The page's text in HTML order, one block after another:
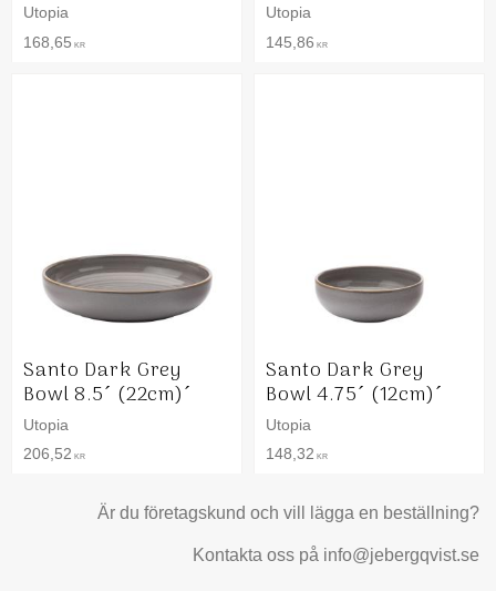
Utopia
168,65 KR
Utopia
145,86 KR
Santo Dark Grey
Bowl 8.5´ (22cm)´
Utopia
206,52 KR
Santo Dark Grey
Bowl 4.75´ (12cm)´
Utopia
148,32 KR
Är du företagskund och vill lägga en beställning?
Kontakta oss på info@jebergqvist.se